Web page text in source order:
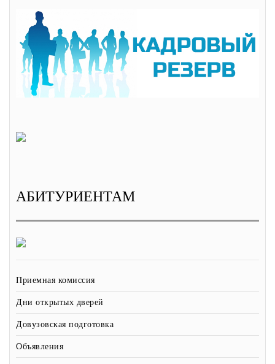
АБИТУРИЕНТАМ
Приемная комиссия
Дни открытых дверей
Довузовская подготовка
Объявления